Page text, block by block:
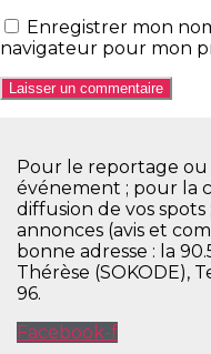
Enregistrer mon
navigateur pour mon
Pour le reportage
événement ; pour la
diffusion de vos spots
annonces (avis et
bonne adresse : la
Thérèse (SOKODE),
96.
Facebook-f